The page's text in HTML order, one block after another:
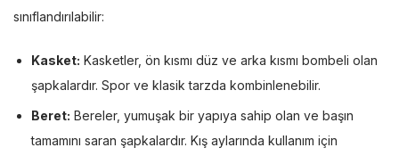
sınıflandırılabilir:
Kasket: Kasketler, ön kısmı düz ve arka kısmı bombeli olan
şapkalardır. Spor ve klasik tarzda kombinlenebilir.
Beret: Bereler, yumuşak bir yapıya sahip olan ve başın
tamamını saran şapkalardır. Kış aylarında kullanım için